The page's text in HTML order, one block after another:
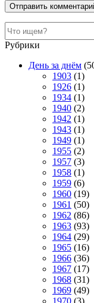
Поиск
Рубрики
День за днём
1903 (1)
1926 (1)
1934 (1)
1940 (2)
1942 (1)
1943 (1)
1949 (1)
1955 (2)
1957 (3)
1958 (1)
1959 (6)
1960 (19)
1961 (50)
1962 (86)
1963 (93)
1964 (29)
1965 (16)
1966 (36)
1967 (17)
1968 (31)
1969 (49)